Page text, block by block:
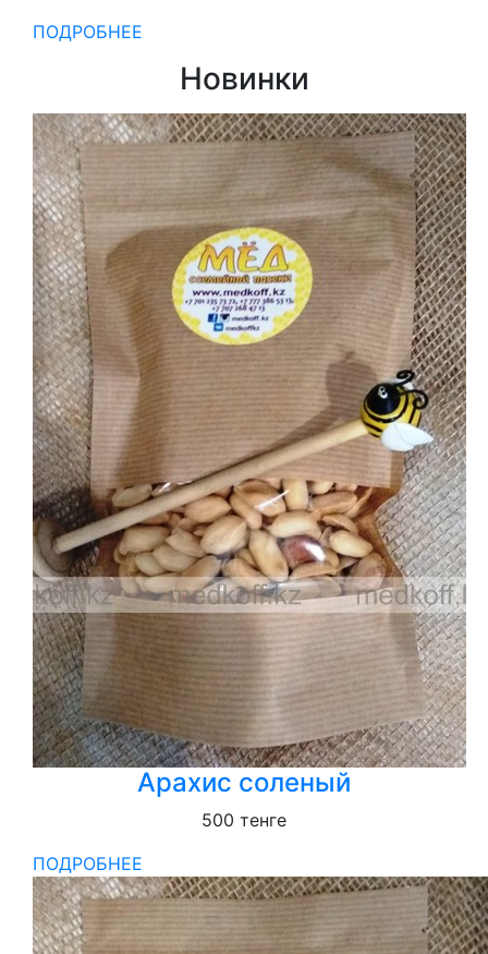
ПОДРОБНЕЕ
Новинки
Арахис соленый
500 тенге
ПОДРОБНЕЕ